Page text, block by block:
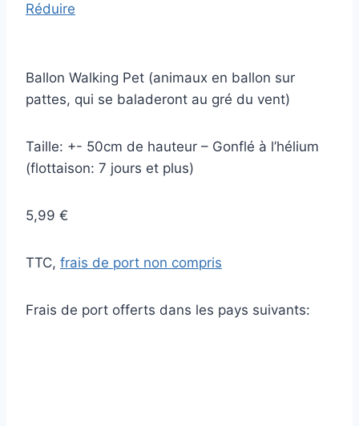
Réduire
Ballon Walking Pet (animaux en ballon sur
pattes, qui se baladeront au gré du vent)
Taille: +- 50cm de hauteur – Gonflé à l’hélium
(flottaison: 7 jours et plus)
5,99 €
TTC, frais de port non compris
Frais de port offerts dans les pays suivants: